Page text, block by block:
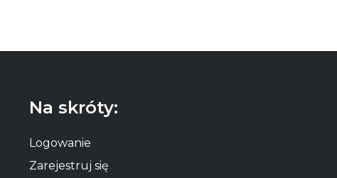
Na skróty:
Logowanie
Zarejestruj się